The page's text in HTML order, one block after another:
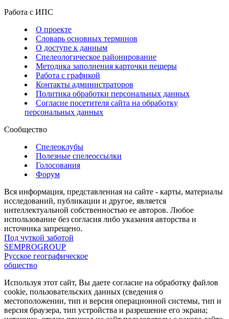
Работа с ИПС
О проекте
Словарь основных терминов
О доступе к данным
Спелеологическое районирование
Методика заполнения карточки пещеры
Работа с графикой
Контакты администраторов
Политика обработки персональных данных
Согласие посетителя сайта на обработку
персональных данных
Сообщество
Спелеоклубы
Полезные спелеоссылки
Голосования
Форум
Вся информация, представленная на сайте - карты, материалы
исследований, публикации и другое, является
интеллектуальной собственностью ее авторов. Любое
использование без согласия либо указания авторства и
источника запрещено.
Под чуткой заботой
SEMPROGROUP
Русское географическое
общество
Используя этот сайт, Вы даете согласие на обработку файлов
cookie, пользовательских данных (сведения о
местоположении, тип и версия операционной системы, тип и
версия браузера, тип устройства и разрешение его экрана;